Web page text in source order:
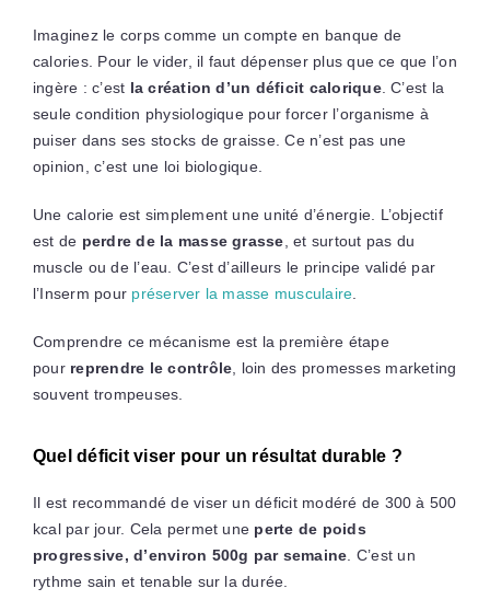
Imaginez le corps comme un compte en banque de
calories. Pour le vider, il faut dépenser plus que ce que l’on
ingère : c’est la création d’un déficit calorique. C’est la
seule condition physiologique pour forcer l’organisme à
puiser dans ses stocks de graisse. Ce n’est pas une
opinion, c’est une loi biologique.
Une calorie est simplement une unité d’énergie. L’objectif
est de perdre de la masse grasse , et surtout pas du
muscle ou de l’eau. C’est d’ailleurs le principe validé par
l’Inserm pour préserver la masse musculaire
Comprendre ce mécanisme est la première étape
pour reprendre le contrôle , loin des promesses marketing
souvent trompeuses.
Quel déficit viser pour un résultat durable ?
Il est recommandé de viser un déficit modéré de 300 à 500
kcal par jour. Cela permet une perte de poids
progressive, d’environ 500g par semaine . C’est un
rythme sain et tenable sur la durée.